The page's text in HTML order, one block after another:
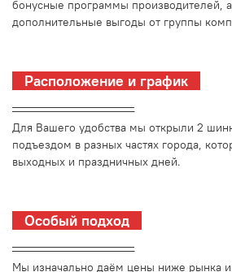
бонусные программы производителей,
дополнительные выгоды от группы
Расположение и график
_________________________
Для Вашего удобства мы открыли 2
подъездом в разных частях города,
выходных и праздничных дней.
Особый подход
_________________________
Мы изначально даём цены ниже рынка и